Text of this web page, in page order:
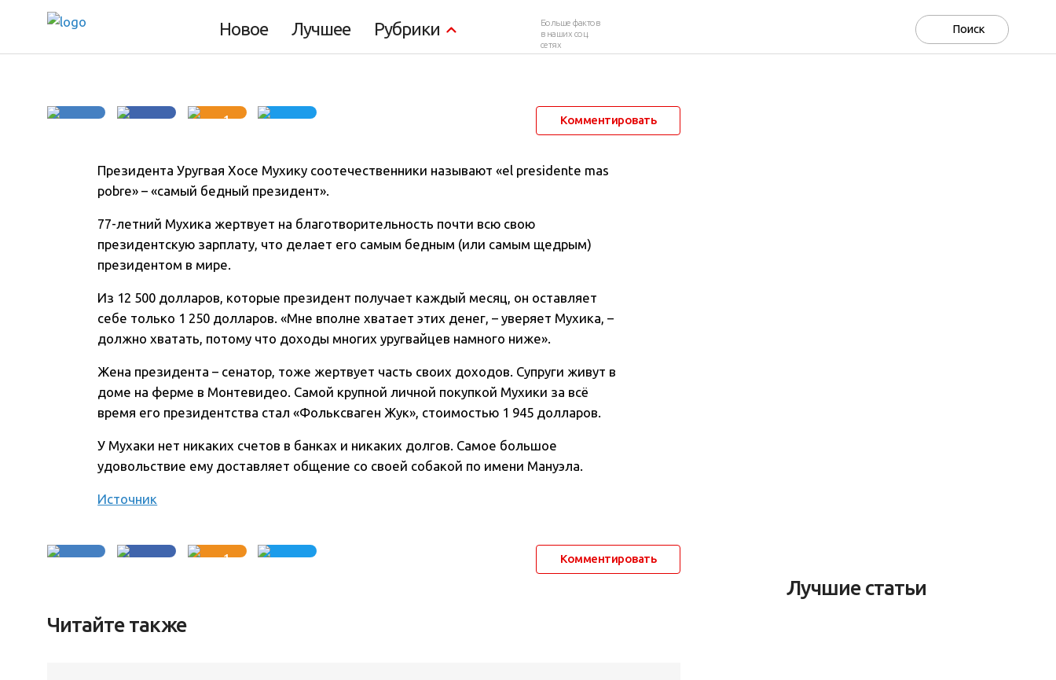
Новое Лучшее Рубрики
Больше фактов
в наших соц.
сетях
1 Комментировать
Президента Уругвая Хосе Мухику соотечественники называют «el presidente mas
pobre» – «самый бедный президент».
77-летний Мухика жертвует на благотворительность почти всю свою
президентскую зарплату, что делает его самым бедным (или самым щедрым)
президентом в мире.
Из 12 500 долларов, которые президент получает каждый месяц, он оставляет
себе только 1 250 долларов. «Мне вполне хватает этих денег, – уверяет Мухика, –
должно хватать, потому что доходы многих уругвайцев намного ниже».
Жена президента – сенатор, тоже жертвует часть своих доходов. Супруги живут в
доме на ферме в Монтевидео. Самой крупной личной покупкой Мухики за всё
время его президентства стал «Фольксваген Жук», стоимостью 1 945 долларов.
У Мухаки нет никаких счетов в банках и никаких долгов. Самое большое
удовольствие ему доставляет общение со своей собакой по имени Мануэла.
Источник
1 Комментировать
Читайте также
Лучшие статьи